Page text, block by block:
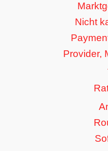
Nicht
Provider,